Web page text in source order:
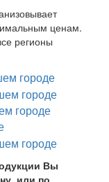
ценам.
регионы
Вы
или по